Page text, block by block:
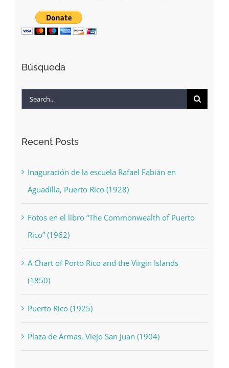
Búsqueda
Search
Recent Posts
Inaguración de la escuela Rafael Fabián en
Aguadilla, Puerto Rico (1928)
Fotos en el libro “The Commonwealth of Puerto
Rico” (1962)
A Chart of Porto Rico and the Virgin Islands
(1850)
Puerto Rico (1925)
Plaza de Armas, Viejo San Juan (1904)